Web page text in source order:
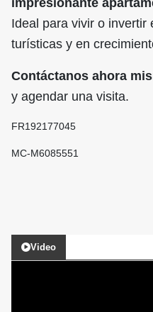
impresionante
Ideal para vivir o invertir
turísticas y en
Contáctanos ahora
y agendar una visita.
FR192177045
MC-M6085551
Video